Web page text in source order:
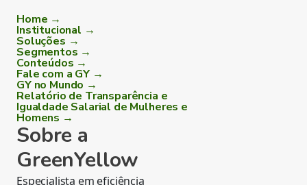
Home →
Institucional →
Soluções →
Segmentos →
Conteúdos →
Fale com a GY →
GY no Mundo →
Relatório de Transparência e
Igualdade Salarial de Mulheres e
Homens →
Sobre a
GreenYellow
Especialista em eficiência